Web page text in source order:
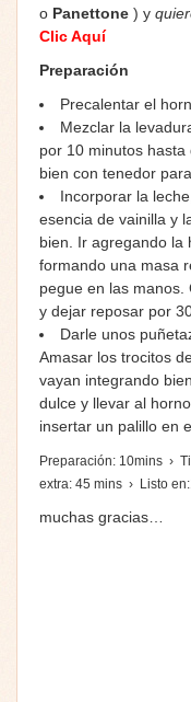
o Panettone ) y
Clic Aquí
Preparación
Precalentar el
Mezclar la
por 10 minutos
bien con tenedor
Incorporar la
esencia de vainilla y
bien. Ir agregando la
formando una masa
pegue en las manos.
y dejar reposar por
Darle unos
Amasar los trocitos
vayan integrando
dulce y llevar al
insertar un palillo en
Preparación: 10mins ›
extra: 45 mins › Listo en:
muchas gracias…